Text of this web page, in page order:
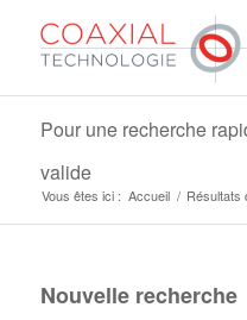
Pour une recherche
valide
Vous êtes ici : Accueil / Résultats
Nouvelle recherche